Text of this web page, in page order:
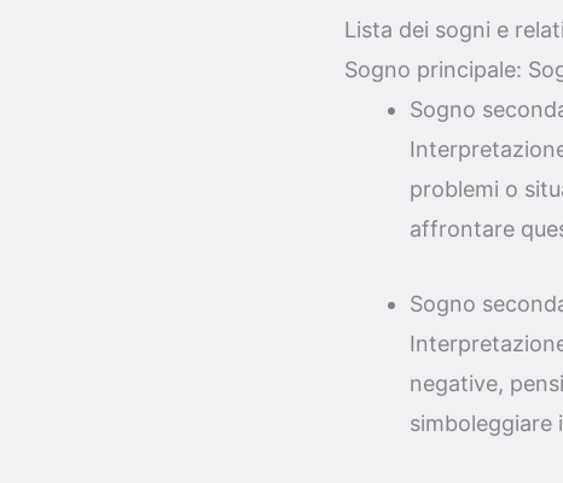
Lista dei sogni e
Sogno principale:
Sogno
problemi o
affrontare
Sogno
negative,
simboleggiare